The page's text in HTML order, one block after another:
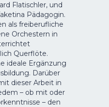
Flatischler, und
Pädagogin.
als freiberufliche
Orchestern in
Querflöte.
ideale Ergänzung
Darüber
dieser Arbeit in
– ob mit oder
– den